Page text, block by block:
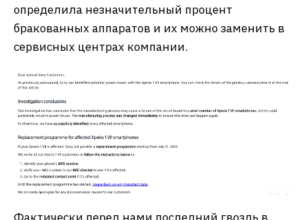
определила незначительный процент
бракованных аппаратов и их можно заменить в
сервисных центрах компании.